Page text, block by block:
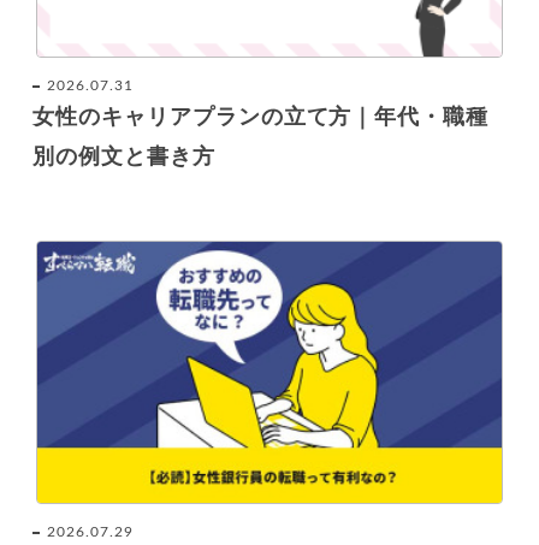
2026.07.31
女性のキャリアプランの立て方｜年代・職種
別の例文と書き方
2026.07.29